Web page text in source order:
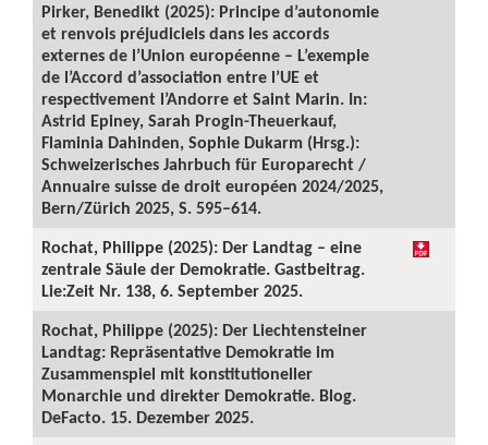
Pirker, Benedikt (2025): Principe d’autonomie
et renvois préjudiciels dans les accords
externes de l’Union européenne – L’exemple
de l’Accord d’association entre l’UE et
respectivement l’Andorre et Saint Marin. In:
Astrid Epiney, Sarah Progin-Theuerkauf,
Flaminia Dahinden, Sophie Dukarm (Hrsg.):
Schweizerisches Jahrbuch für Europarecht /
Annuaire suisse de droit européen 2024/2025,
Bern/Zürich 2025, S. 595–614.
Rochat, Philippe (2025): Der Landtag – eine
zentrale Säule der Demokratie. Gastbeitrag.
Lie:Zeit Nr. 138, 6. September 2025.
Rochat, Philippe (2025): Der Liechtensteiner
Landtag: Repräsentative Demokratie im
Zusammenspiel mit konstitutioneller
Monarchie und direkter Demokratie. Blog.
DeFacto. 15. Dezember 2025.